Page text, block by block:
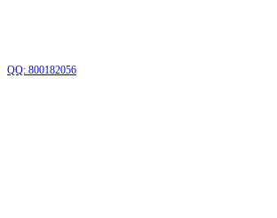
QQ: 800182056